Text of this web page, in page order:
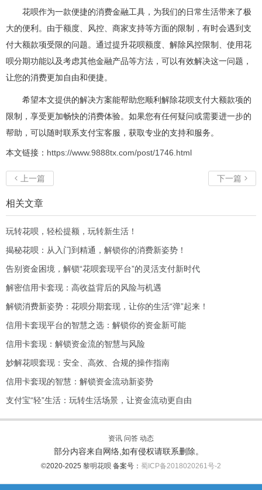
花呗作为一款便捷的消费金融工具，为我们的日常生活带来了极
大的便利。由于额度、风控、商家支持等方面的限制，有时会遇到支
付大额款项受限的问题。通过提升花呗额度、解除风控限制、使用花
呗分期功能以及考虑其他金融产品等方法，可以有效解决这一问题，
让您的消费更加自由和便捷。
希望本文提供的解决方案能帮助您顺利解除花呗支付大额款项的
限制，享受更加畅快的消费体验。如果您有任何疑问或需要进一步的
帮助，可以随时联系支付宝客服，获取专业的支持和服务。
本文链接： https://www.9888tx.com/post/1746.html
 上一篇 下一篇 
相关文章
玩转花呗，轻松提额，玩转新生活！
揭秘花呗：从入门到精通，解锁你的消费新姿势！
告别资金困境，解锁“花呗套现平台”的灵活支付新时代
解密信用卡套现：高收益背后的风险与机遇
解锁消费新姿势：花呗分期套现，让你的生活“弹”起来！
信用卡套现平台的智慧之选：解锁你的资金新可能
信用卡套现：解锁资金流的智慧与风险
妙解花呗套现：安全、高效、合规的操作指南
信用卡套现的智慧：解锁资金流动新姿势
支付宝“轻”生活：玩转生活场景，让资金流动更自由
资讯 问答 动态
部分内容来自网络,如有侵权请联系删除。
©2020-2025 黎明花呗 备案号： 蜀ICP备2018020261号-2